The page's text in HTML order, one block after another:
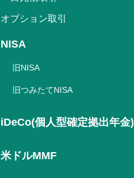
オプション取引
NISA
旧NISA
旧つみたてNISA
iDeCo(個人型確定拠出年金)
米ドルMMF